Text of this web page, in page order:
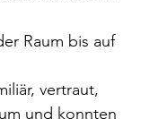
Raum bis auf
vertraut,
und konnten